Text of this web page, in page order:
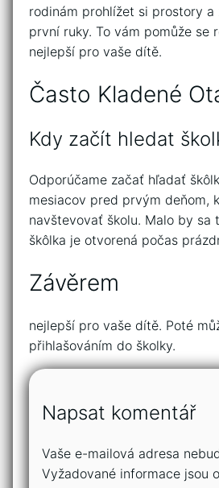
rodinám prohlížet si prostory
první ruky. To vám pomůže se
nejlepší pro vaše dítě.
Často Kladené
Kdy začít hledat
Odporúčame začať hľadať
mesiacov pred prvým deňom,
navštevovať školu. Malo by sa
škôlka je otvorená počas
Závěrem
nejlepší pro vaše dítě. Poté
přihlašováním do školky.
Napsat komentář
Vaše e-mailová adresa
Vyžadované informace jsou